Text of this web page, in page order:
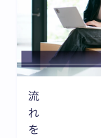
流
れ
を